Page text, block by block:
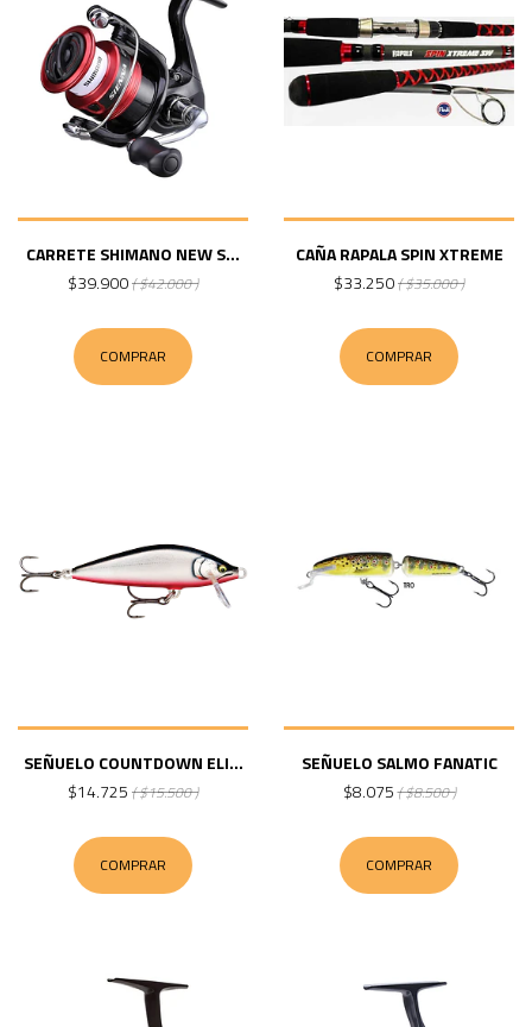
CARRETE SHIMANO NEW S...
$39.900( $42.000 )
COMPRAR
CAÑA RAPALA SPIN XTREME
$33.250( $35.000 )
COMPRAR
SEÑUELO COUNTDOWN ELI...
$14.725 ( $15.500 )
COMPRAR
SEÑUELO SALMO FANATIC
$8.075( $8.500 )
COMPRAR